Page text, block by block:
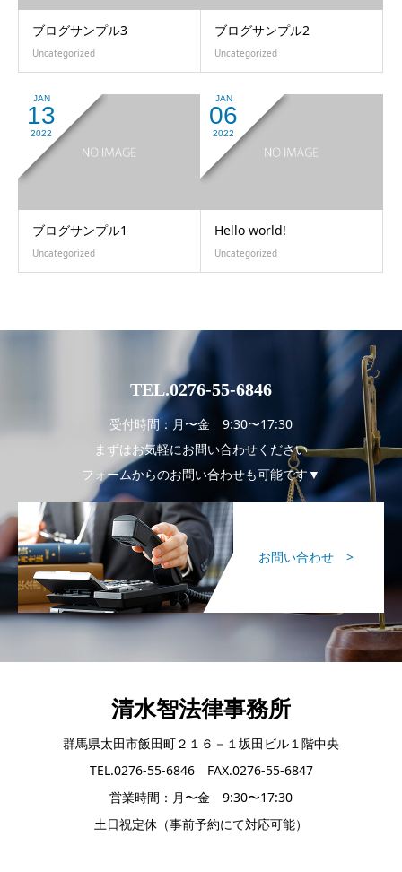
ブログサンプル3
Uncategorized
ブログサンプル2
Uncategorized
JAN
13
2022
ブログサンプル1
Uncategorized
JAN
06
2022
Hello world!
Uncategorized
TEL.0276-55-6846
受付時間：月〜金 9:30〜17:30
まずはお気軽にお問い合わせください
フォームからのお問い合わせも可能です▼
お問い合わせ >
清水智法律事務所
群馬県太田市飯田町２１６－１坂田ビル１階中央
TEL.0276-55-6846 FAX.0276-55-6847
営業時間：月〜金 9:30〜17:30
土日祝定休（事前予約にて対応可能）